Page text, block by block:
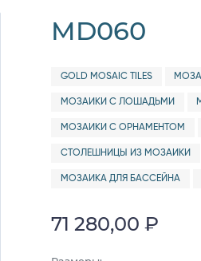
MD060
GOLD MOSAIC TILES
МОЗАИКИ С ЛОШАДЬМИ
МОЗАИКИ С ОРНАМЕНТОМ
СТОЛЕШНИЦЫ ИЗ МОЗАИКИ
МОЗАИКА ДЛЯ БАССЕЙНА
71 280,00 ₽